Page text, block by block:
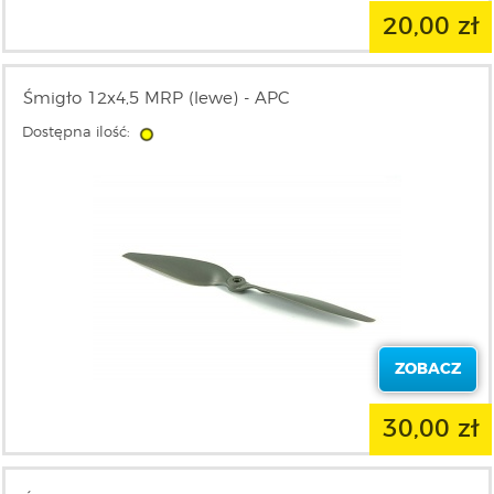
20,00 zł
Śmigło 12x4,5 MRP (lewe) - APC
Dostępna ilość:
ZOBACZ
30,00 zł